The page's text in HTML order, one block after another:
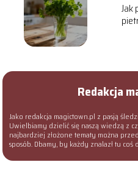
Jak
Redakcja
Jako redakcja magictown.pl z pasją
Uwielbiamy dzielić się naszą wiedzą z
najbardziej złożone tematy można
sposób. Dbamy, by każdy znalazł tu coś